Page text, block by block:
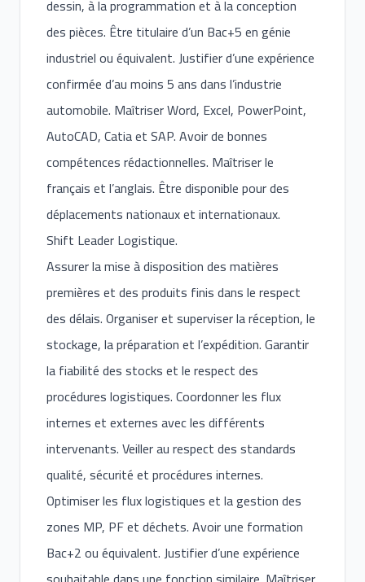
dessin, à la programmation et à la conception
des pièces. Être titulaire d’un Bac+5 en génie
industriel ou équivalent. Justifier d’une expérience
confirmée d’au moins 5 ans dans l’industrie
automobile. Maîtriser Word, Excel, PowerPoint,
AutoCAD, Catia et SAP. Avoir de bonnes
compétences rédactionnelles. Maîtriser le
français et l’anglais. Être disponible pour des
déplacements nationaux et internationaux.
Shift Leader Logistique.
Assurer la mise à disposition des matières
premières et des produits finis dans le respect
des délais. Organiser et superviser la réception, le
stockage, la préparation et l’expédition. Garantir
la fiabilité des stocks et le respect des
procédures logistiques. Coordonner les flux
internes et externes avec les différents
intervenants. Veiller au respect des standards
qualité, sécurité et procédures internes.
Optimiser les flux logistiques et la gestion des
zones MP, PF et déchets. Avoir une formation
Bac+2 ou équivalent. Justifier d’une expérience